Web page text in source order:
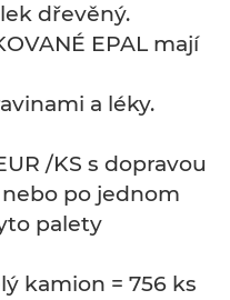
dřevěný.
EPAL mají
a léky.
/KS s dopravou
po jednom
palety
kamion = 756 ks